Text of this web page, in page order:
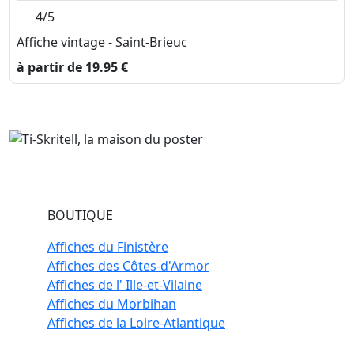
4/5
Affiche vintage - Saint-Brieuc
à partir de 19.95 €
BOUTIQUE
Affiches du Finistère
Affiches des Côtes-d'Armor
Affiches de l' Ille-et-Vilaine
Affiches du Morbihan
Affiches de la Loire-Atlantique